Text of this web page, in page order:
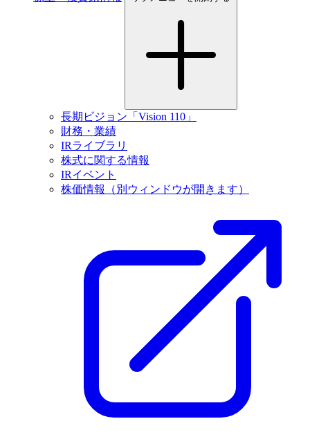
長期ビジョン「Vision 110」
財務・業績
IRライブラリ
株式に関する情報
IRイベント
株価情報
（別ウィンドウが開きます）